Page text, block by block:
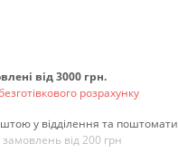
від 3000 грн.
розрахунку
у відділення та поштомати
замовлень від 200 грн